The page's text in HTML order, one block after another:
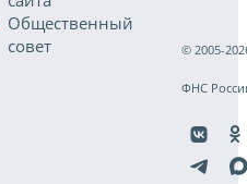
Общественный
совет
© 2005-
ФНС